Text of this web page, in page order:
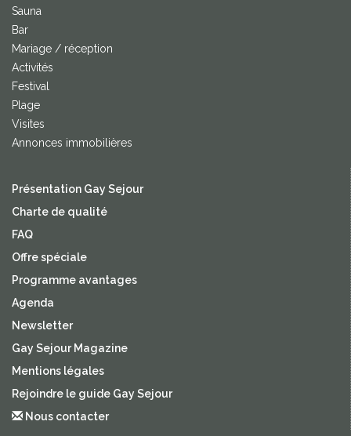
Sauna
Bar
Mariage / réception
Activités
Festival
Plage
Visites
Annonces immobilières
Présentation Gay Sejour
Charte de qualité
FAQ
Offre spéciale
Programme avantages
Agenda
Newsletter
Gay Sejour Magazine
Mentions légales
Rejoindre le guide Gay Sejour
Nous contacter